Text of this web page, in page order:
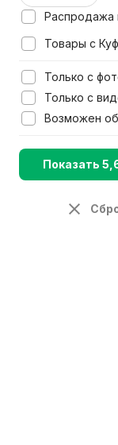
Распродажа
Товары с
Только с
Только с
Возможен
Показать